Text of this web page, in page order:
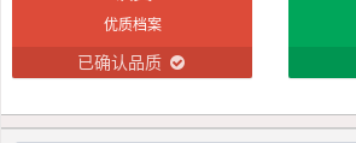
优质档案
已确认品质